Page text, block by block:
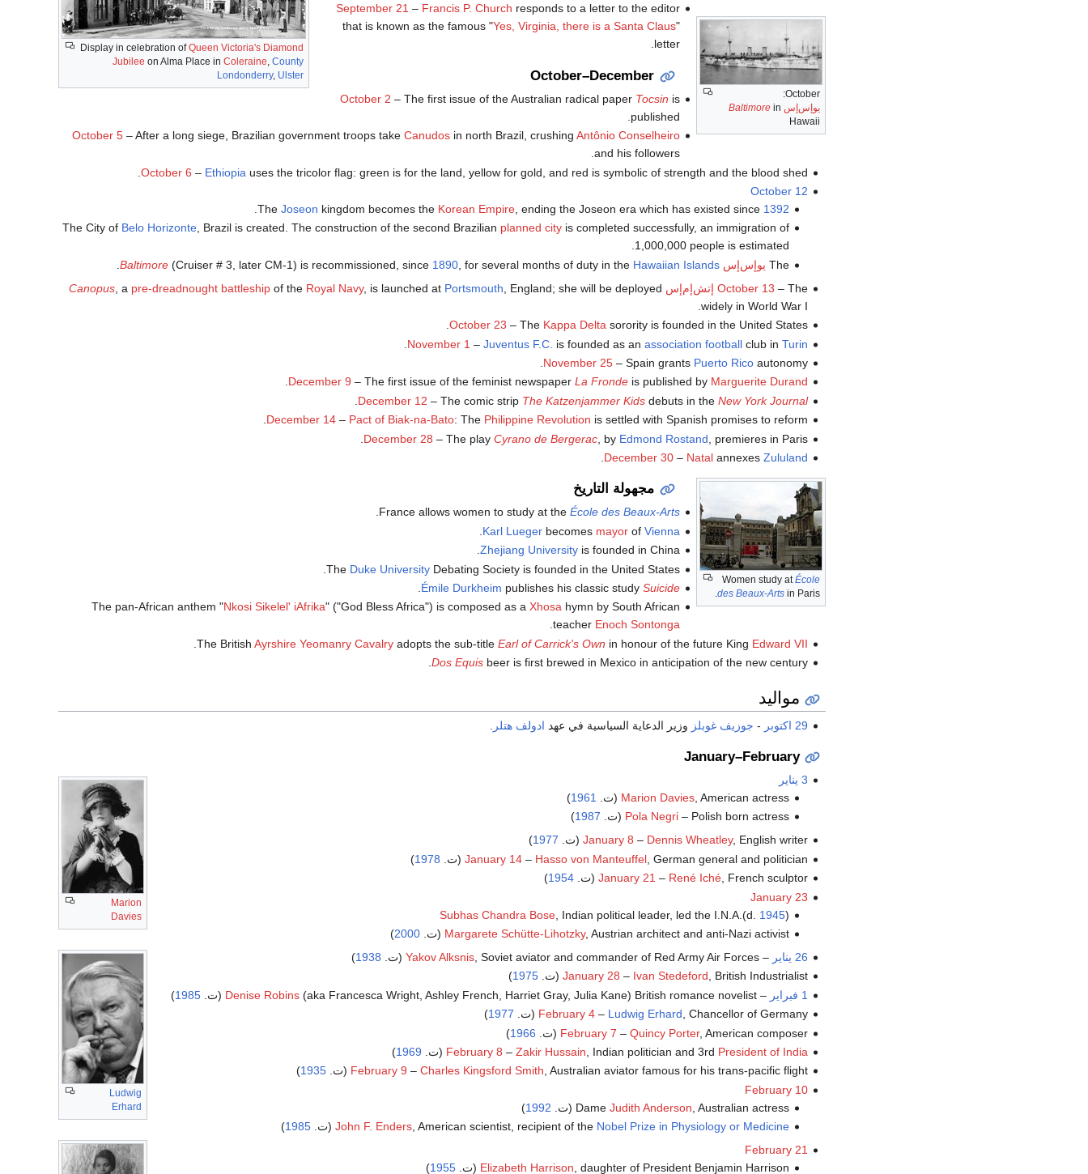
Display in celebration ofQueen Victoria's Diamond
Jubilee on Alma Place in Coleraine County
Londonderry, Ulster
October:
يوإس‌إس
Baltimore in
Hawaii
September 21 – Francis P. Church responds to a letter to the editor
that is known as the famous "Yes, Virginia, there is a Santa Claus"
letter.
October–December
October 2 – The first issue of the Australian radical paper Tocsin is
published.
October 5 – After a long siege, Brazilian government troops takeCanudos in north Brazil, crushingAntônio Conselheiro
and his followers.
October 6 – Ethiopia uses the tricolor flag: green is for the land, yellow for gold, and red is symbolic of strength and the blood shed.
October 12
TheJoseon kingdom becomes the Korean Empire , ending the Joseon era which has existed since 1392
.
The City of Belo Horizonte, Brazil is created. The construction of the second Brazilian planned city is completed successfully, an immigration of
1,000,000 people is estimated.
The يوإس‌إس Baltimore (Cruiser # 3, later CM-1) is recommissioned, since 1890 , for several months of duty in the Hawaiian Islands
.
October 13 – The إتش‌إم‌إس Canopus, a pre-dreadnought battleshipof the Royal Navy, is launched at Portsmouth , England; she will be deployed
widely in World War I.
October 23 – The Kappa Delta sorority is founded in the United States.
November 1 – Juventus F.C. is founded as an association footballclub in Turin
November 25– Spain grants Puerto Ricoautonomy.
December 9 – The first issue of the feminist newspaper La Frondeis published by Marguerite Durand
.
December 12 – The comic strip The Katzenjammer Kidsdebuts in the New York Journal
December 14– Pact of Biak-na-Bato: The Philippine Revolution is settled with Spanish promises to reform.
December 28 – The play Cyrano de Bergerac, by Edmond Rostand , premieres in Paris.
December 30– Natalannexes Zululand
Women study atÉcole
des Beaux-Arts in Paris.
مجهولة التاريخ
France allows women to study at theÉcole des Beaux-Arts
.
Karl Lueger becomes mayor ofVienna
Zhejiang University is founded in China.
The Duke University Debating Society is founded in the United States.
Émile Durkheim publishes his classic studySuicide
The pan-African anthem "Nkosi Sikelel' iAfrika" ("God Bless Africa") is composed as aXhosa hymn by South African
teacher Enoch Sontonga
.
The British Ayrshire Yeomanry Cavalryadopts the sub-title Earl of Carrick's Own in honour of the future King Edward VII
Dos Equisbeer is first brewed in Mexico in anticipation of the new century.
مواليد
29 اكتوبر - جوزيف غوبلز وزير الدعاية السياسية في عهد ادولف هتلر
January–February
Marion
Davies
Ludwig
Erhard
3 يناير
Marion Davies , American actress (ت. 1961
)
Pola Negri – Polish born actress (ت. 1987
)
January 8 – Dennis Wheatley, English writer (ت. 1977
)
January 14– Hasso von Manteuffel, German general and politician (ت. 1978
)
January 21 – René Iché, French sculptor (ت. 1954
)
January 23
Subhas Chandra Bose , Indian political leader, led the I.N.A.(d. 1945)
Margarete Schütte-Lihotzky, Austrian architect and anti-Nazi activist (ت. 2000
)
26 يناير
–
Yakov Alksnis, Soviet aviator and commander of Red Army Air Forces (ت. 1938
)
January 28 – Ivan Stedeford, British Industrialist (ت. 1975
)
1 فبراير
–
Denise Robins(aka Francesca Wright, Ashley French, Harriet Gray, Julia Kane) British romance novelist (ت. 1985
)
February 4– Ludwig Erhard, Chancellor of Germany (ت. 1977
)
February 7 – Quincy Porter, American composer (ت. 1966
)
February 8 – Zakir Hussain , Indian politician and 3rd President of India (ت. 1969
)
February 9 – Charles Kingsford Smith, Australian aviator famous for his trans-pacific flight (ت. 1935
)
February 10
DameJudith Anderson , Australian actress (ت. 1992
)
John F. Enders , American scientist, recipient of the Nobel Prize in Physiology or Medicine (ت. 1985
)
February 21
Elizabeth Harrison , daughter of President Benjamin Harrison (ت. 1955
)